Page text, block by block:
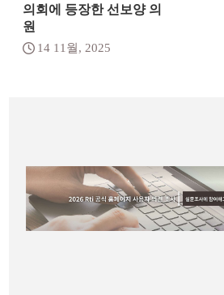
의회에 등장한 선보양 의
원
14 11월, 2025